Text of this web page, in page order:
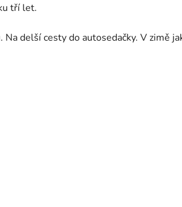
tří let.
delší cesty do autosedačky. V zimě